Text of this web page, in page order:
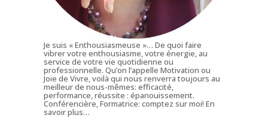
Je suis « Enthousiasmeuse »… De quoi faire
vibrer votre enthousiasme, votre énergie, au
service de votre vie quotidienne ou
professionnelle. Qu’on l’appelle Motivation ou
Joie de Vivre, voilà qui nous renverra toujours au
meilleur de nous-mêmes: efficacité,
performance, réussite : épanouissement.
Conférencière, Formatrice: comptez sur moi!En
savoir plus…